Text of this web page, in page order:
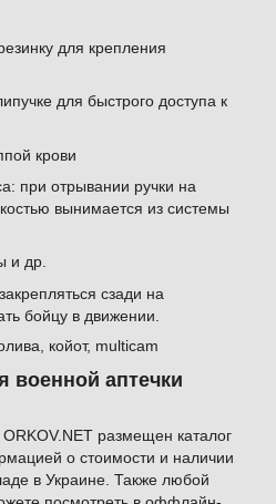
для крепления
для быстрого доступа к
крови
при отрывании ручки на
вынимается из системы
и др.
сзади на
бойцу в движении.
койот, multicam
военной аптечки
размещен каталог
о стоимости и наличии
в Украине. Также любой